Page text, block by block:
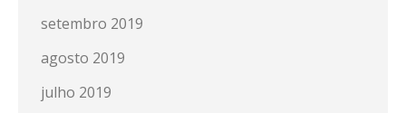
setembro 2019
agosto 2019
julho 2019